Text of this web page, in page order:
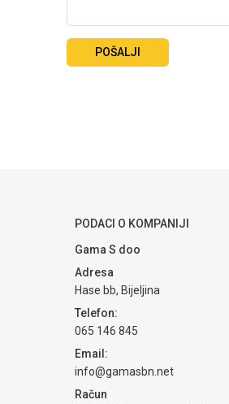
POŠALJI
PODACI O KOMPANIJI
Gama S doo
Adresa
Hase bb, Bijeljina
Telefon:
065 146 845
Email:
info@gamasbn.net
Račun